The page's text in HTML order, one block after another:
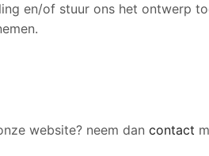
en/of stuur ons het ontwerp
website? neem dan contact